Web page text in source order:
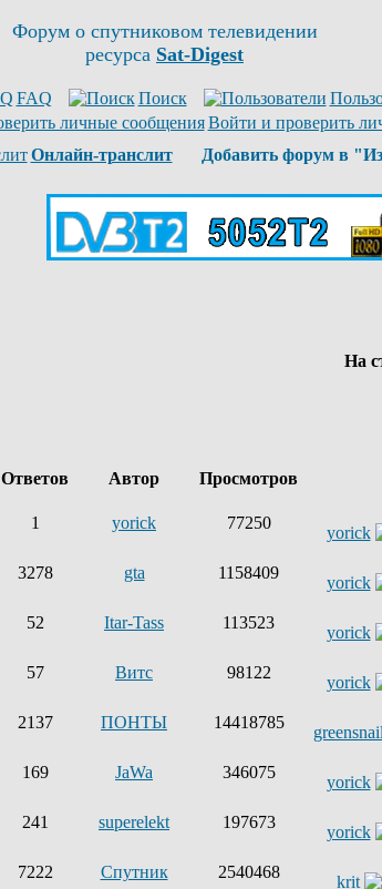
Форум о спутниковом телевидении
ресурса Sat-Digest
FAQ Поиск
Войти и проверить
Онлайн-транслит
Добавить форум в
На
Ответов Автор Просмотров
1 yorick 77250
yorick
3278 gta 1158409
yorick
52 Itar-Tass 113523
yorick
57 Витс 98122
yorick
2137 ПОНТЫ 14418785
greensnail
169 JaWa 346075
yorick
241 superelekt 197673
yorick
7222 Спутник 2540468
krit